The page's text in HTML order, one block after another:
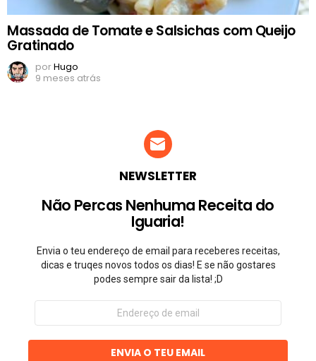
Massada de Tomate e Salsichas com Queijo
Gratinado
porHugo
9 meses atrás
NEWSLETTER
Não Percas Nenhuma Receita do
Iguaria!
Envia o teu endereço de email para receberes receitas,
dicas e truqes novos todos os dias! E se não gostares
podes sempre sair da lista! ;D
Endereço
email
ENVIA O TEU EMAIL